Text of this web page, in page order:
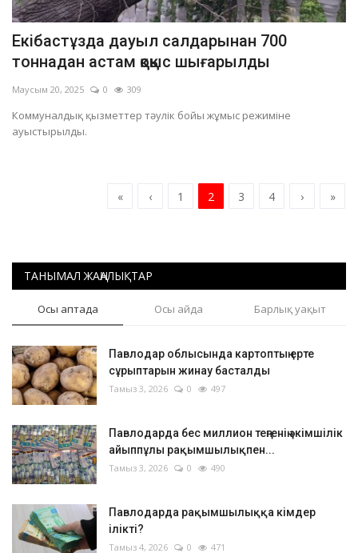
Екібастұзда дауыл салдарынан 700
тоннадан астам қоқыс шығарылды
Маусым 20, 2025 0 309
Коммуналдық қызметтер тәулік бойы жұмыс режиміне
ауыстырылды.
« ‹ 1 2 3 4 › »
ТАНЫМАЛ ЖАҢАЛЫҚТАР
Осы аптада Осы айда Барлық уақыт
Павлодар облысында картоптың ерте
сұрыптарын жинау басталды
Тамыз 3, 2026 0 497
Павлодарда бес миллион теңгенің әкімшілік
айыппұлы рақымшылықпен...
Тамыз 3, 2026 0 490
Павлодарда рақымшылыққа кімдер
ілікті?
Тамыз 4, 2026 0 471